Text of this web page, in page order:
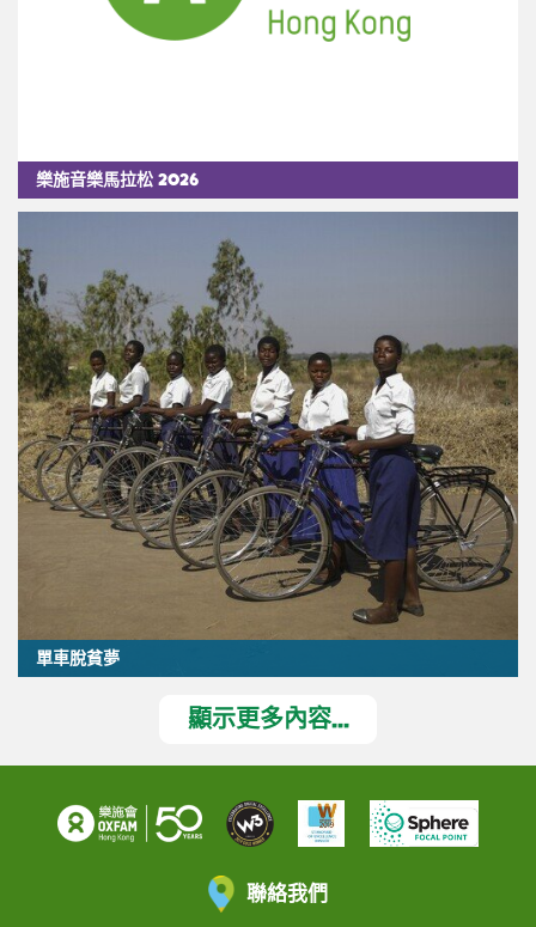
樂施音樂馬拉松 2026
單車脫貧夢
顯示更多內容...
聯絡我們